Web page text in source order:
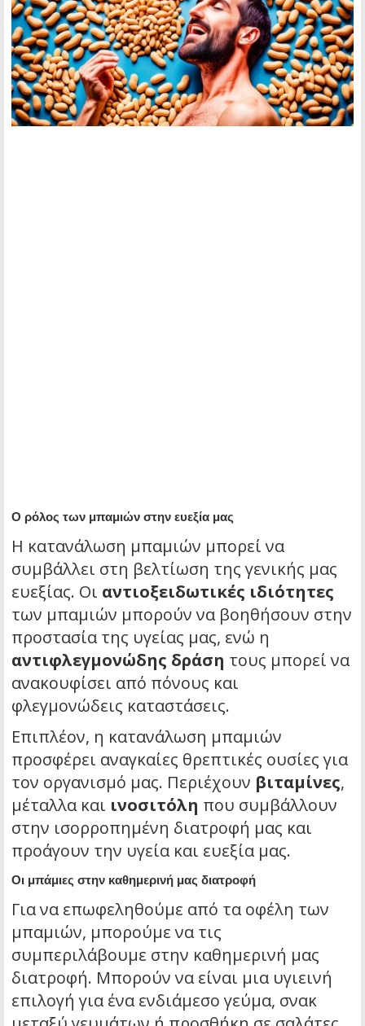
Ο ρόλος των μπαμιών στην ευεξία μας
Η κατανάλωση μπαμιών μπορεί να
συμβάλλει στη βελτίωση της γενικής μας
ευεξίας. Οι αντιοξειδωτικές ιδιότητες
των μπαμιών μπορούν να βοηθήσουν στην
προστασία της υγείας μας, ενώ η
αντιφλεγμονώδης δράση τους μπορεί να
ανακουφίσει από πόνους και
φλεγμονώδεις καταστάσεις.
Επιπλέον, η κατανάλωση μπαμιών
προσφέρει αναγκαίες θρεπτικές ουσίες για
τον οργανισμό μας. Περιέχουν βιταμίνες,
μέταλλα και ινοσιτόλη που συμβάλλουν
στην ισορροπημένη διατροφή μας και
προάγουν την υγεία και ευεξία μας.
Οι μπάμιες στην καθημερινή μας διατροφή
Για να επωφεληθούμε από τα οφέλη των
μπαμιών, μπορούμε να τις
συμπεριλάβουμε στην καθημερινή μας
διατροφή. Μπορούν να είναι μια υγιεινή
επιλογή για ένα ενδιάμεσο γεύμα, σνακ